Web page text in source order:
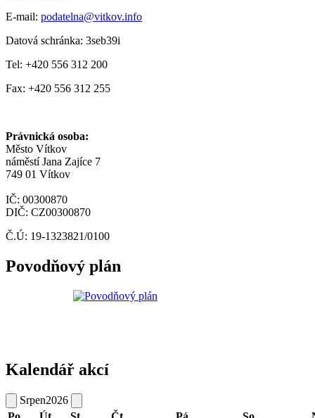
E-mail: podatelna@vitkov.info
Datová schránka: 3seb39i
Tel: +420 556 312 200
Fax: +420 556 312 255
Právnická osoba:
Město Vítkov
náměstí Jana Zajíce 7
749 01 Vítkov
IČ: 00300870
DIČ: CZ00300870
Č.Ú: 19-1323821/0100
Povodňový plán
Kalendář akcí
Srpen2026